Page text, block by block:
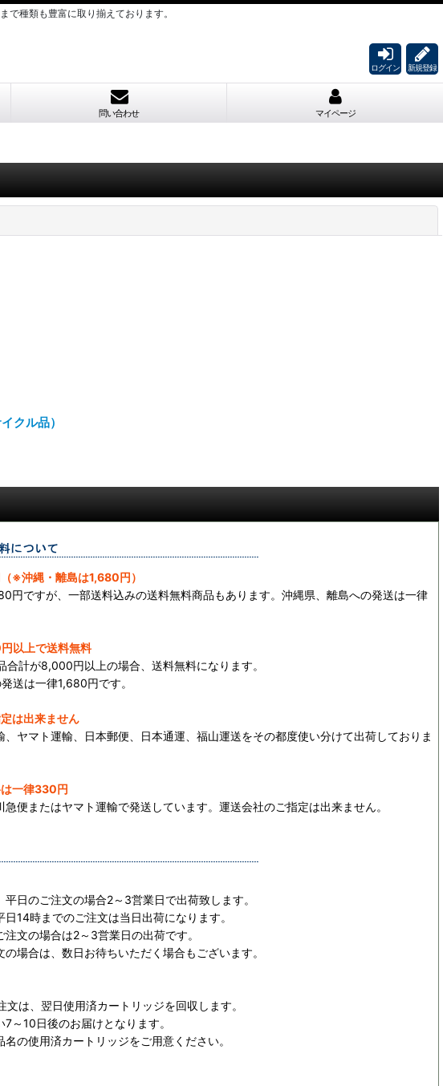
で種類も豊富に取り揃えております。
ログイン 新規登録
問い合わせ マイページ
クル品）
※沖縄・離島は1,680円）
円ですが、一部送料込みの送料無料商品もあります。沖縄県、離島への発送は一律
以上で送料無料
合計が8,000円以上の場合、送料無料になります。
送は一律1,680円です。
は出来ません
、ヤマト運輸、日本郵便、日本通運、福山運送をその都度使い分けて出荷しておりま
一律330円
便またはヤマト運輸で発送しています。運送会社のご指定は出来ません。
日のご注文の場合2～3営業日で出荷致します。
日14時までのご注文は当日出荷になります。
文の場合は2～3営業日の出荷です。
場合は、数日お待ちいただく場合もございます。
文は、翌日使用済カートリッジを回収します。
～10日後のお届けとなります。
名の使用済カートリッジをご用意ください。